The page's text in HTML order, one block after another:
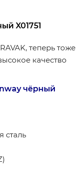
X01751
теперь тоже
качество
чёрный
сталь